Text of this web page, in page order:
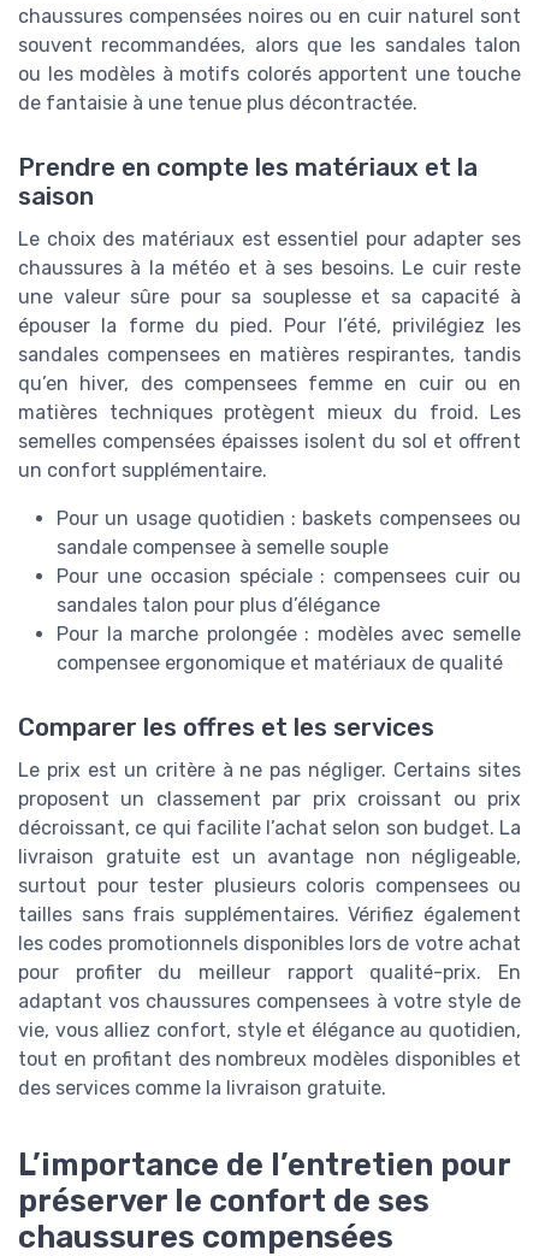
chaussures compensées noires ou en cuir naturel sont
souvent recommandées, alors que les sandales talon
ou les modèles à motifs colorés apportent une touche
de fantaisie à une tenue plus décontractée.
Prendre en compte les matériaux et la
saison
Le choix des matériaux est essentiel pour adapter ses
chaussures à la météo et à ses besoins. Le cuir reste
une valeur sûre pour sa souplesse et sa capacité à
épouser la forme du pied. Pour l’été, privilégiez les
sandales compensees en matières respirantes, tandis
qu’en hiver, des compensees femme en cuir ou en
matières techniques protègent mieux du froid. Les
semelles compensées épaisses isolent du sol et offrent
un confort supplémentaire.
Pour un usage quotidien : baskets compensees ou
sandale compensee à semelle souple
Pour une occasion spéciale : compensees cuir ou
sandales talon pour plus d’élégance
Pour la marche prolongée : modèles avec semelle
compensee ergonomique et matériaux de qualité
Comparer les offres et les services
Le prix est un critère à ne pas négliger. Certains sites
proposent un classement par prix croissant ou prix
décroissant, ce qui facilite l’achat selon son budget. La
livraison gratuite est un avantage non négligeable,
surtout pour tester plusieurs coloris compensees ou
tailles sans frais supplémentaires. Vérifiez également
les codes promotionnels disponibles lors de votre achat
pour profiter du meilleur rapport qualité-prix. En
adaptant vos chaussures compensees à votre style de
vie, vous alliez confort, style et élégance au quotidien,
tout en profitant des nombreux modèles disponibles et
des services comme la livraison gratuite.
L’importance de l’entretien pour
préserver le confort de ses
chaussures compensées